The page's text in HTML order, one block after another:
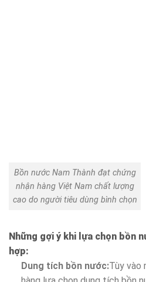
Bồn nước Nam Thành đạt chứng
nhận hàng Việt Nam chất lượng
cao do người tiêu dùng bình chọn
Những gợi ý khi lựa chọn bồn
hợp:
Dung tích bồn nước:Tùy vào